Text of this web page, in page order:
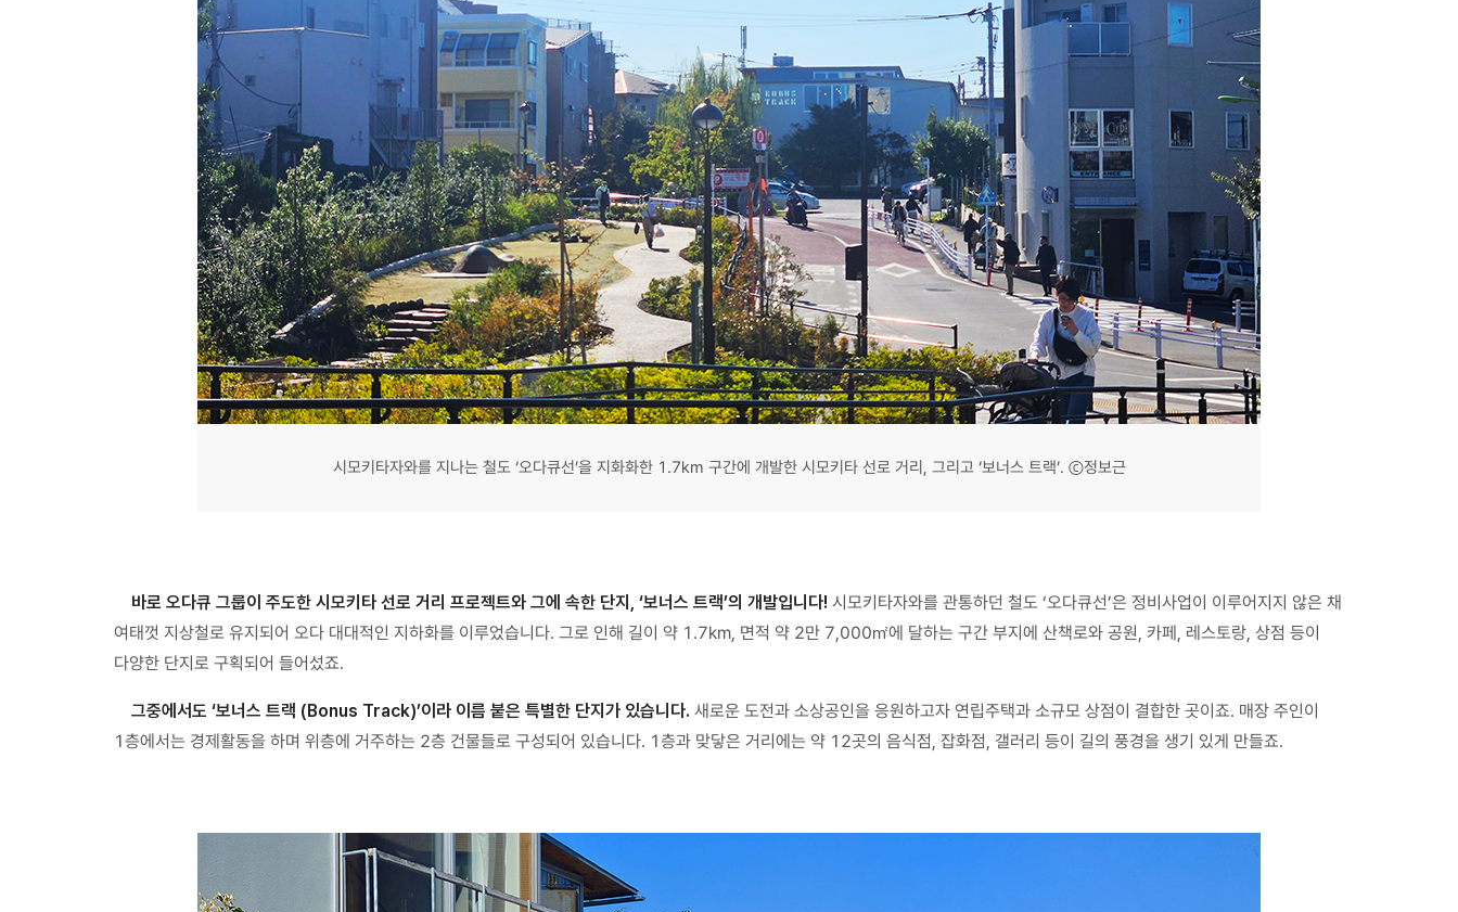
시모키타자와를 지나는 철도 ‘오다큐선’을 지화화한 1.7km 구간에 개발한 시모키타 선로 거리, 그리고 ‘보너스 트랙’. ⓒ정보근
바로 오다큐 그룹이 주도한 시모키타 선로 거리 프로젝트와 그에 속한 단지, ‘보너스 트랙’의 개발입니다! 시모키타자와를 관통하던 철도 ‘오다큐선’은 정비사업이 이루어지지 않은 채
여태껏 지상철로 유지되어 오다 대대적인 지하화를 이루었습니다. 그로 인해 길이 약 1.7km, 면적 약 2만 7,000㎡에 달하는 구간 부지에 산책로와 공원, 카페, 레스토랑, 상점 등이
다양한 단지로 구획되어 들어섰죠.
그중에서도 ‘보너스 트랙 (Bonus Track)’이라 이름 붙은 특별한 단지가 있습니다. 새로운 도전과 소상공인을 응원하고자 연립주택과 소규모 상점이 결합한 곳이죠. 매장 주인이
1층에서는 경제활동을 하며 위층에 거주하는 2층 건물들로 구성되어 있습니다. 1층과 맞닿은 거리에는 약 12곳의 음식점, 잡화점, 갤러리 등이 길의 풍경을 생기 있게 만들죠.